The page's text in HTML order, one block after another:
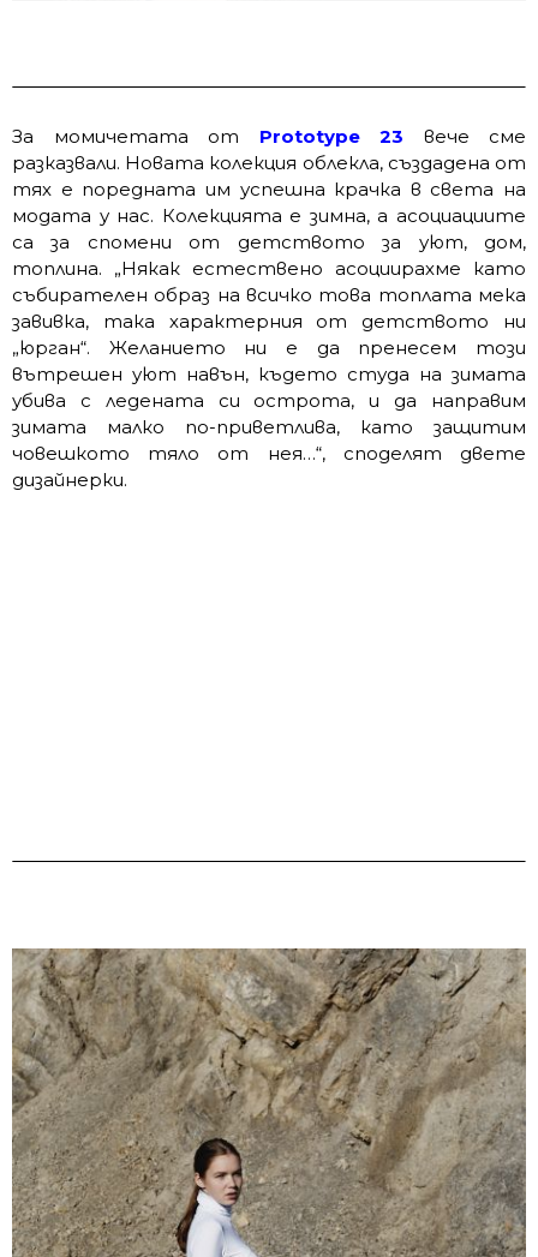
За момичетата от Prototype 23 вече сме
разказвали. Новата колекция облекла, създадена от
тях е поредната им успешна крачка в света на
модата у нас. Колекцията е зимна, а асоциациите
са за спомени от детството за уют, дом,
топлина. „Някак естествено асоциирахме като
събирателен образ на всичко това топлата мека
завивка, така характерния от детството ни
„юрган“. Желанието ни е да пренесем този
вътрешен уют навън, където студа на зимата
убива с ледената си острота, и да направим
зимата малко по-приветлива, като защитим
човешкото тяло от нея…“, споделят двете
дизайнерки.